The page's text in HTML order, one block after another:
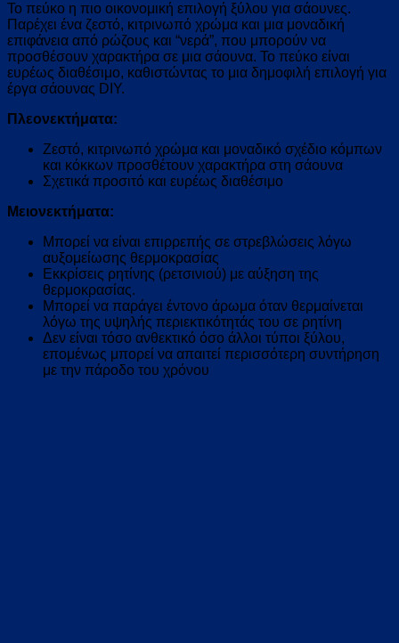
Το πεύκο η πιο οικονομική επιλογή ξύλου για σάουνες.
Παρέχει ένα ζεστό, κιτρινωπό χρώμα και μια μοναδική
επιφάνεια από ρώζους και “νερά”, που μπορούν να
προσθέσουν χαρακτήρα σε μια σάουνα. Το πεύκο είναι
ευρέως διαθέσιμο, καθιστώντας το μια δημοφιλή επιλογή για
έργα σάουνας DIY.
Πλεονεκτήματα:
Ζεστό, κιτρινωπό χρώμα και μοναδικό σχέδιο κόμπων
και κόκκων προσθέτουν χαρακτήρα στη σάουνα
Σχετικά προσιτό και ευρέως διαθέσιμο
Μειονεκτήματα:
Μπορεί να είναι επιρρεπής σε στρεβλώσεις λόγω
αυξομείωσης θερμοκρασίας
Εκκρίσεις ρητίνης (ρετσινιού) με αύξηση της
θερμοκρασίας.
Μπορεί να παράγει έντονο άρωμα όταν θερμαίνεται
λόγω της υψηλής περιεκτικότητάς του σε ρητίνη
Δεν είναι τόσο ανθεκτικό όσο άλλοι τύποι ξύλου,
επομένως μπορεί να απαιτεί περισσότερη συντήρηση
με την πάροδο του χρόνου